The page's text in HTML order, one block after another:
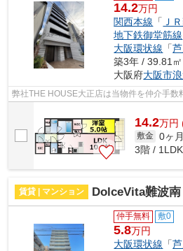
14.2万円
関西本線 「 Ｊ
地下鉄御堂筋線
大阪環状線 「
築3年 / 39.81㎡
大阪府大阪市
弊社THE HOUSE大正店は当物件を仲介手数
14.2万円
敷金 0ヶ月
3階 /
賃貸 | マンション DolceVita難波
仲手無料 敷0
5.8万円
大阪環状線 「